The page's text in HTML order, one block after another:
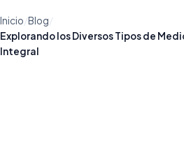
Inicio/Blog/
Explorando los Diversos Tipos de
Integral